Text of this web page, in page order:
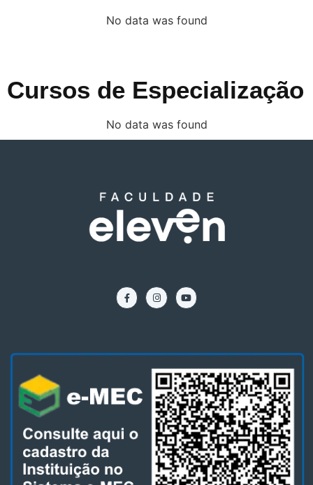
No data was found
Cursos de Especialização
No data was found